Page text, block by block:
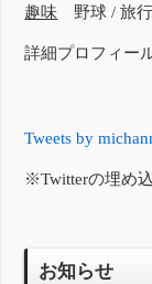
趣味 野球 / 旅
詳細プロフィー
Tweets by
※Twitterの埋め
お知らせ